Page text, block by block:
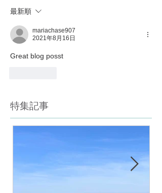
最新順
mariachase907
2021年8月16日
Great blog posst
特集記事